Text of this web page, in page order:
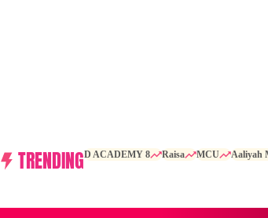
TRENDINGD ACADEMY 8 Raisa MCU Aaliyah